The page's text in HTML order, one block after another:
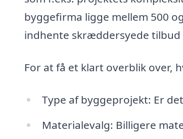
byggefirma ligge mellem 500
indhente skræddersyede
For at få et klart overblik over,
Type af byggeprojekt: Er
Materialevalg: Billigere